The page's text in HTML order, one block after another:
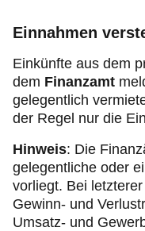
Einnahmen
Einkünfte aus dem
dem Finanzamt
gelegentlich
der Regel nur die
Hinweis: Die
gelegentliche oder
vorliegt. Bei
Gewinn- und
Umsatz- und